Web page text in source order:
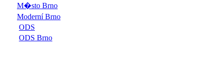
M�sto Brno
Moderní Brno
ODS
ODS Brno